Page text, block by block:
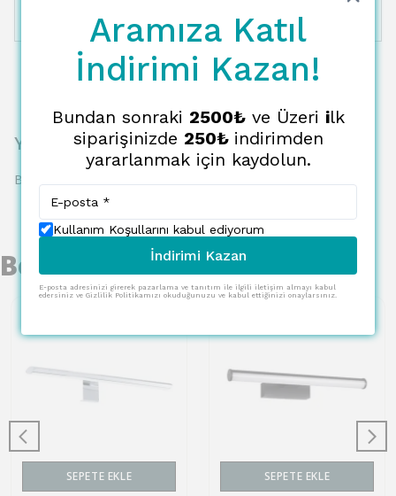
7048.46 TL 587.37 TL
Yorumlar
Bu ürün için henüz yorum yapılmamış.
Benzer Ürünler
SEPETE EKLE SEPETE EKLE
Aramıza Katıl
İndirimi Kazan!
Bundan sonraki 2500₺ve Üzeri ilk
siparişinizde 250₺ indirimden
yararlanmak için kaydolun.
Kullanım Koşullarını kabul ediyorum
İndirimi Kazan
E-posta adresinizi girerek pazarlama ve tanıtım ile ilgili iletişim almayı kabul
edersiniz ve Gizlilik Politikamızı okuduğunuzu ve kabul ettiğinizi onaylarsınız.